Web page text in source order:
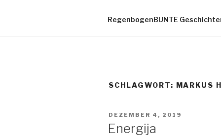
RegenbogenBUNTE
SCHLAGWORT: MARKUS
VERÖFFENTLICHT
DEZEMBER 4, 2019
Energija